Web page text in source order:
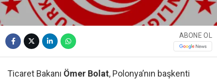
ABONE OL
Ticaret Bakanı Ömer Bolat, Polonya’nın başkenti